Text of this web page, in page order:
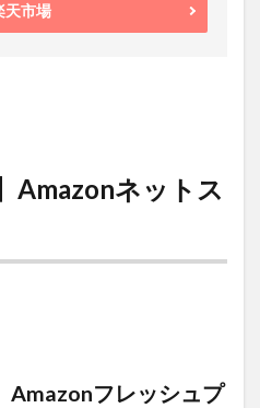
天市場
Amazonネットス
Amazonフレッシュプ